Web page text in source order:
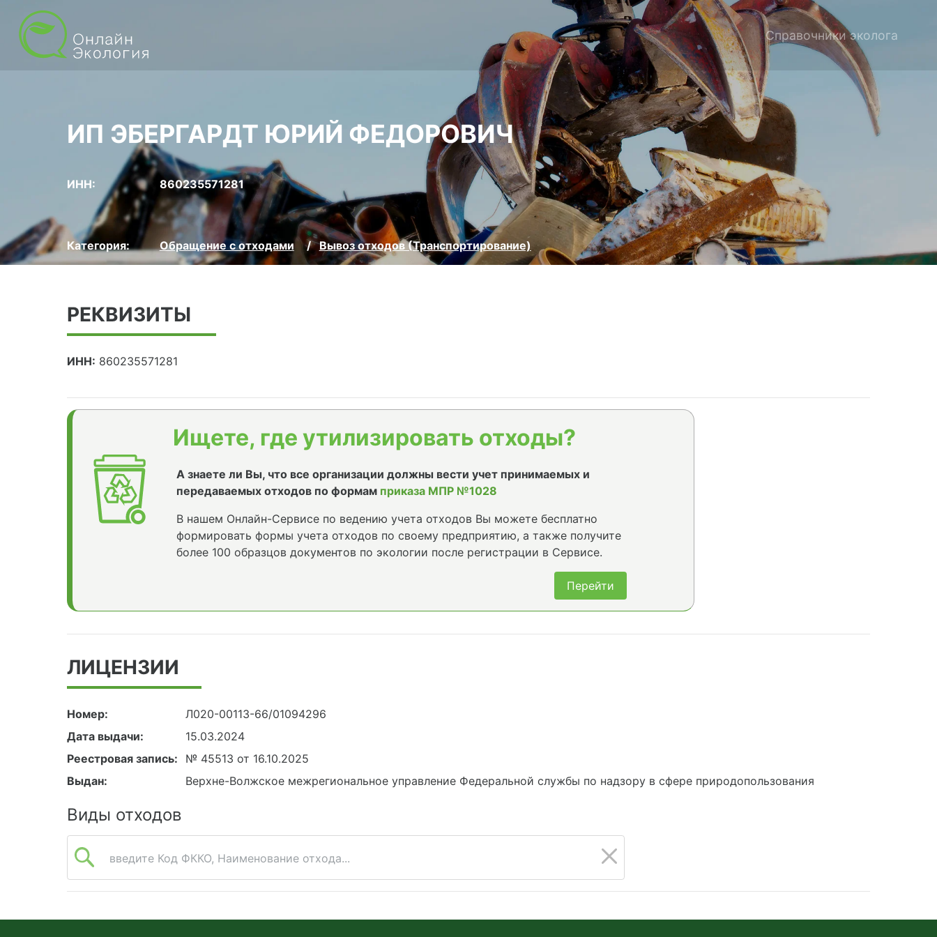
Справочники эколога
ИП ЭБЕРГАРДТ ЮРИЙ ФЕДОРОВИЧ
ИНН: 860235571281
Категория: Обращение с отходами Вывоз отходов (Транспортирование)
РЕКВИЗИТЫ
ИНН: 860235571281
Ищете, где утилизировать отходы?
А знаете ли Вы, что все организации должны вести учет принимаемых и
передаваемых отходов по формам приказа МПР №1028
В нашем Онлайн-Сервисе по ведению учета отходов Вы можете бесплатно
формировать формы учета отходов по своему предприятию, а также получите
более 100 образцов документов по экологии после регистрации в Сервисе.
Перейти
ЛИЦЕНЗИИ
Номер:
Л020-00113-66/01094296
Дата выдачи:
15.03.2024
Реестровая запись:
№ 45513 от 16.10.2025
Выдан:
Верхне-Волжское межрегиональное управление Федеральной службы по надзору в сфере природопользования
Виды отходов
введите Код ФККО, Наименование отхода...